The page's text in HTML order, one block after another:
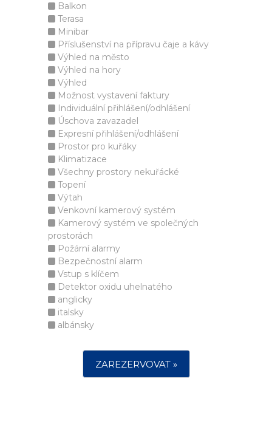
Balkon
Terasa
Minibar
Příslušenství na přípravu čaje a kávy
Výhled na město
Výhled na hory
Výhled
Možnost vystavení faktury
Individuální přihlášení/odhlášení
Úschova zavazadel
Expresní přihlášení/odhlášení
Prostor pro kuřáky
Klimatizace
Všechny prostory nekuřácké
Topení
Výtah
Venkovní kamerový systém
Kamerový systém ve společných
prostorách
Požární alarmy
Bezpečnostní alarm
Vstup s klíčem
Detektor oxidu uhelnatého
anglicky
italsky
albánsky
ZAREZERVOVAT »